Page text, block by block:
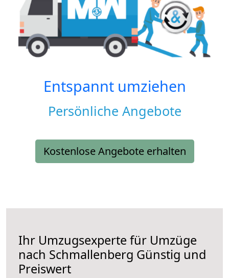
Entspannt umziehen
Persönliche Angebote
Kostenlose Angebote erhalten
Ihr Umzugsexperte für Umzüge
nach Schmallenberg Günstig und
Preiswert